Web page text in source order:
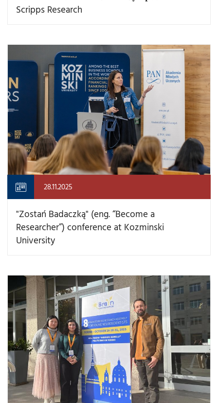
Scripps Research
28.11.2025
"Zostań Badaczką" (eng. “Become a
Researcher”) conference at Kozminski
University